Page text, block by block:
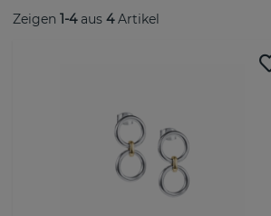
Zeigen 1-4aus 4Artikel